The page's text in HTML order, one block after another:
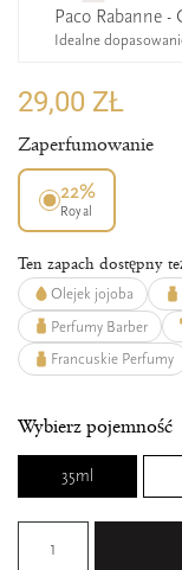
Paco Rabanne
Idealne
29,00 ZŁ
Zaperfumowanie
22%
Royal
Ten zapach dostępny
Olejek jojoba
Perfumy Barber
Francuskie Perfumy
Wybierz pojemność
35ml